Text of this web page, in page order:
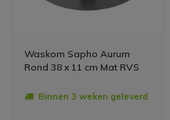
Waskom Sapho Aurum
Rond 38 x 11 cm Mat RVS
Binnen 3 weken geleverd